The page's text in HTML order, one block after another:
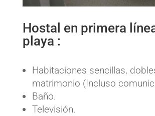
Hostal en primera
playa :
Habitaciones sencillas,
matrimonio (Incluso
Baño.
Televisión.